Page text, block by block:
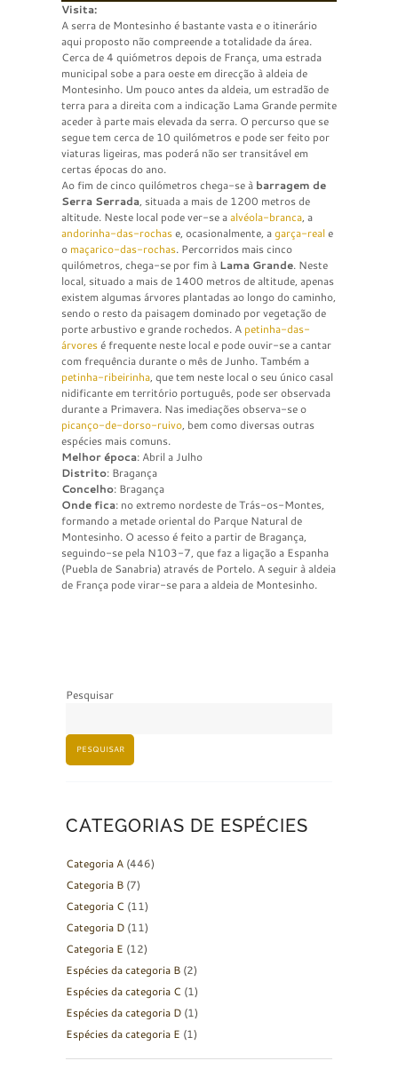
Visita:
A serra de Montesinho é bastante vasta e o itinerário
aqui proposto não compreende a totalidade da área.
Cerca de 4 quiómetros depois de França, uma estrada
municipal sobe a para oeste em direcção à aldeia de
Montesinho. Um pouco antes da aldeia, um estradão de
terra para a direita com a indicação Lama Grande permite
aceder à parte mais elevada da serra. O percurso que se
segue tem cerca de 10 quilómetros e pode ser feito por
viaturas ligeiras, mas poderá não ser transitável em
certas épocas do ano.
Ao fim de cinco quilómetros chega-se à barragem de
Serra Serrada, situada a mais de 1200 metros de
altitude. Neste local pode ver-se aalvéola-branca, a
andorinha-das-rochase, ocasionalmente, agarça-reale
o maçarico-das-rochas. Percorridos mais cinco
quilómetros, chega-se por fim à Lama Grande. Neste
local, situado a mais de 1400 metros de altitude, apenas
existem algumas árvores plantadas ao longo do caminho,
sendo o resto da paisagem dominado por vegetação de
porte arbustivo e grande rochedos. A petinha-das-
árvoresé frequente neste local e pode ouvir-se a cantar
com frequência durante o mês de Junho. Também a
petinha-ribeirinha, que tem neste local o seu único casal
nidificante em território português, pode ser observada
durante a Primavera. Nas imediações observa-se o
picanço-de-dorso-ruivo, bem como diversas outras
espécies mais comuns.
Melhor época: Abril a Julho
Distrito: Bragança
Concelho: Bragança
Onde fica: no extremo nordeste de Trás-os-Montes,
formando a metade oriental do Parque Natural de
Montesinho. O acesso é feito a partir de Bragança,
seguindo-se pela N103-7, que faz a ligação a Espanha
(Puebla de Sanabria) através de Portelo. A seguir à aldeia
de França pode virar-se para a aldeia de Montesinho.
Pesquisar
PESQUISAR
CATEGORIAS DE ESPÉCIES
Categoria A (446)
Categoria B (7)
Categoria C (11)
Categoria D (11)
Categoria E (12)
Espécies da categoria B (2)
Espécies da categoria C (1)
Espécies da categoria D (1)
Espécies da categoria E (1)